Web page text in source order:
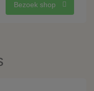
Bezoek shop